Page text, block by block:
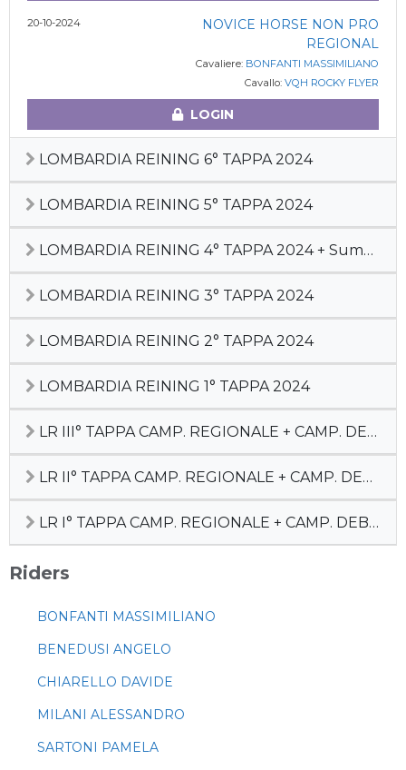
20-10-2024
NOVICE HORSE NON PRO
REGIONAL
Cavaliere: BONFANTI MASSIMILIANO
Cavallo: VQH ROCKY FLYER
LOGIN
LOMBARDIA REINING 6° TAPPA 2024
LOMBARDIA REINING 5° TAPPA 2024
LOMBARDIA REINING 4° TAPPA 2024 + Summer Cactus
LOMBARDIA REINING 3° TAPPA 2024
LOMBARDIA REINING 2° TAPPA 2024
LOMBARDIA REINING 1° TAPPA 2024
LR III° TAPPA CAMP. REGIONALE + CAMP. DEBUTTANTI
LR II° TAPPA CAMP. REGIONALE + CAMP. DEBUTTANTI
LR I° TAPPA CAMP. REGIONALE + CAMP. DEBUTTANTI
Riders
BONFANTI MASSIMILIANO
BENEDUSI ANGELO
CHIARELLO DAVIDE
MILANI ALESSANDRO
SARTONI PAMELA